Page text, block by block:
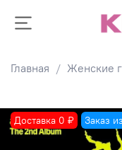
Главная Женские
Доставка 0 ₽ Заказ